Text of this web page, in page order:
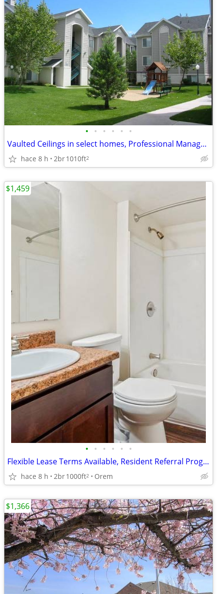
• • • • • •
Vaulted Ceilings in select homes, Professional Management, Tile Floors
hace 8 h 2br1010ft2
• • • • • •
Flexible Lease Terms Available, Resident Referral Programs, Carpet
hace 8 h 2br1000ft2 Orem
$1,459
$1,366